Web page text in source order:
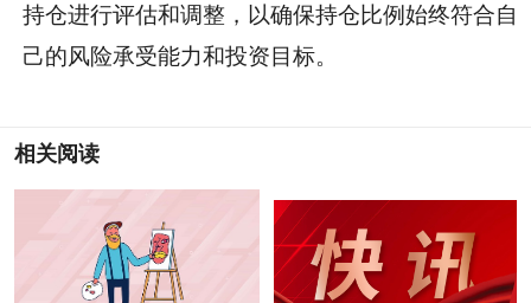
持仓进行评估和调整，以确保持仓比例始终符合自
己的风险承受能力和投资目标。
相关阅读